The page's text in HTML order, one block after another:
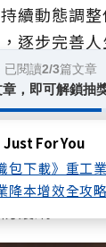
Just For You
包下載》重工
降本增效全攻略
續動態調
逐步完善人
廣再求深」
定期險，建
度，待未來
，並結合退
護網。
已閱讀2/3篇文章
，即可解鎖抽